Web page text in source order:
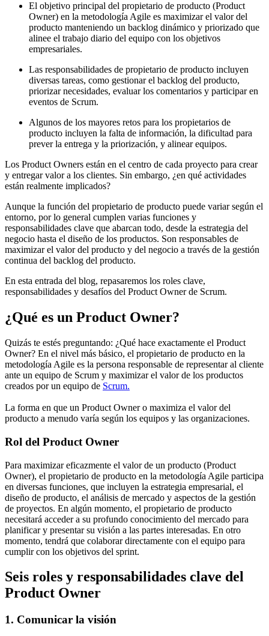
El objetivo principal del propietario de producto (Product
Owner) en la metodología Agile es maximizar el valor del
producto manteniendo un backlog dinámico y priorizado que
alinee el trabajo diario del equipo con los objetivos
empresariales.
Las responsabilidades de propietario de producto incluyen
diversas tareas, como gestionar el backlog del producto,
priorizar necesidades, evaluar los comentarios y participar en
eventos de Scrum.
Algunos de los mayores retos para los propietarios de
producto incluyen la falta de información, la dificultad para
prever la entrega y la priorización, y alinear equipos.
Los Product Owners están en el centro de cada proyecto para crear
y entregar valor a los clientes. Sin embargo, ¿en qué actividades
están realmente implicados?
Aunque la función del propietario de producto puede variar según el
entorno, por lo general cumplen varias funciones y
responsabilidades clave que abarcan todo, desde la estrategia del
negocio hasta el diseño de los productos. Son responsables de
maximizar el valor del producto y del negocio a través de la gestión
continua del backlog del producto.
En esta entrada del blog, repasaremos los roles clave,
responsabilidades y desafíos del Product Owner de Scrum.
¿Qué es un Product Owner?
Quizás te estés preguntando: ¿Qué hace exactamente el Product
Owner? En el nivel más básico, el propietario de producto en la
metodología Agile es la persona responsable de representar al cliente
ante un equipo de Scrum y maximizar el valor de los productos
creados por un equipo de Scrum.
La forma en que un Product Owner o maximiza el valor del
producto a menudo varía según los equipos y las organizaciones.
Rol del Product Owner
Para maximizar eficazmente el valor de un producto (Product
Owner), el propietario de producto en la metodología Agile participa
en diversas funciones, que incluyen la estrategia empresarial, el
diseño de producto, el análisis de mercado y aspectos de la gestión
de proyectos. En algún momento, el propietario de producto
necesitará acceder a su profundo conocimiento del mercado para
planificar y presentar su visión a las partes interesadas. En otro
momento, tendrá que colaborar directamente con el equipo para
cumplir con los objetivos del sprint.
Seis roles y responsabilidades clave del
Product Owner
1. Comunicar la visión